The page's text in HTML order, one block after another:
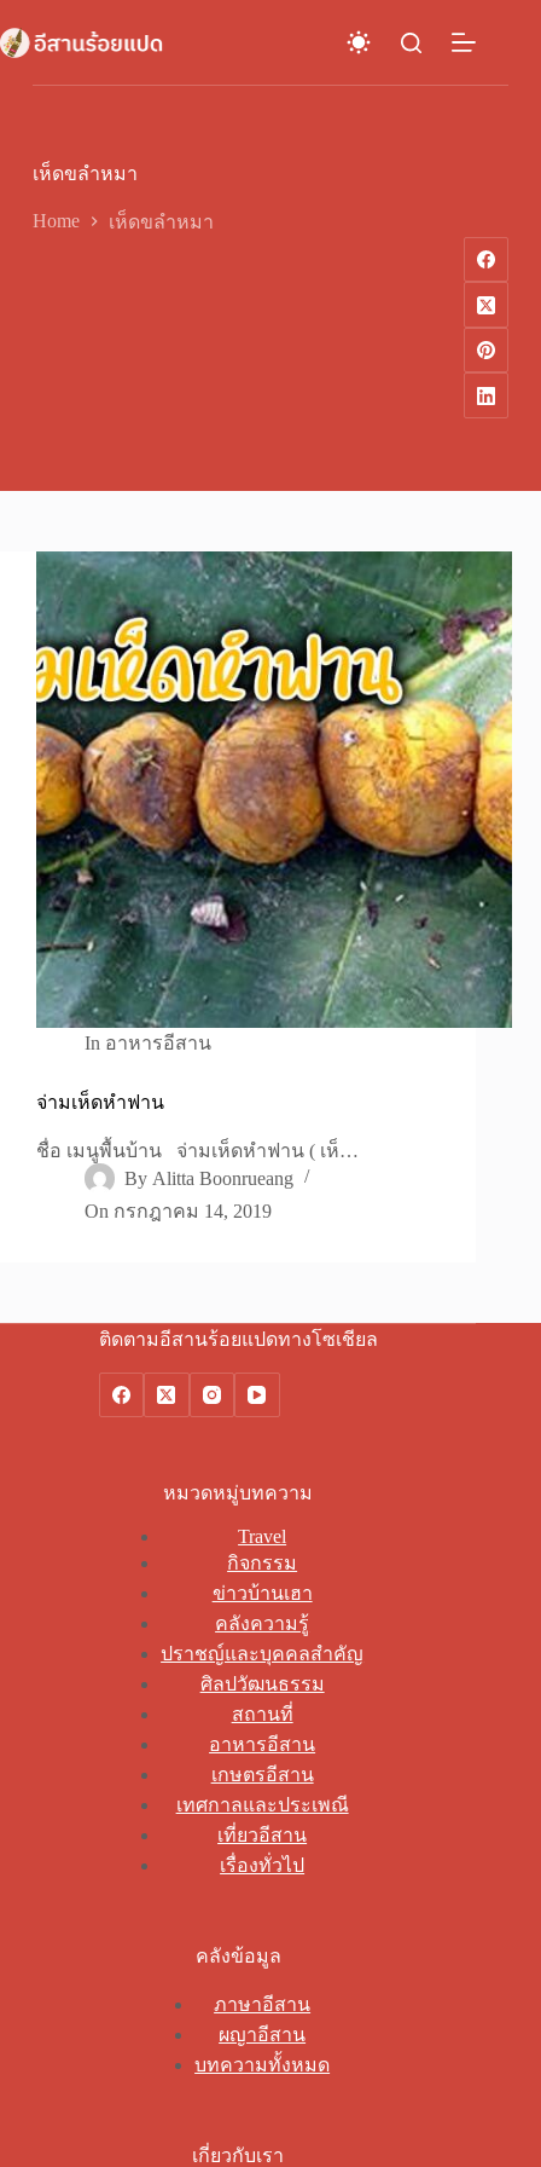
to
content
เห็ดขลำหมา
Home เห็ดขลำหมา
In อาหารอีสาน
จ่ามเห็ดหำฟาน
ชื่อ เมนูพื้นบ้าน จ่ามเห็ดหำฟาน ( เห็…
By Alitta Boonrueang
On กรกฎาคม 14, 2019
ติดตามอีสานร้อยแปดทางโซเชียล
หมวดหมู่บทความ
Travel
กิจกรรม
ข่าวบ้านเฮา
คลังความรู้
ปราชญ์และบุคคลสำคัญ
ศิลปวัฒนธรรม
สถานที่
อาหารอีสาน
เกษตรอีสาน
เทศกาลและประเพณี
เที่ยวอีสาน
เรื่องทั่วไป
คลังข้อมูล
ภาษาอีสาน
ผญาอีสาน
บทความทั้งหมด
เกี่ยวกับเรา